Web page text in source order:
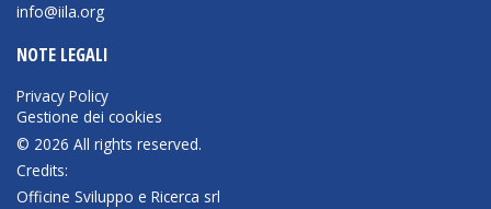
info@iila.org
NOTE LEGALI
Privacy Policy
Gestione dei cookies
© 2026 All rights reserved.
Credits:
Officine Sviluppo e Ricerca srl